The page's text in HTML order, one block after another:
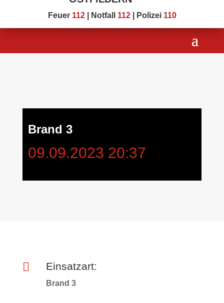
Feuer 112| Notfall 112| Polizei 110
Brand 3
09.09.2023 20:37
 Einsatzart:
Brand 3